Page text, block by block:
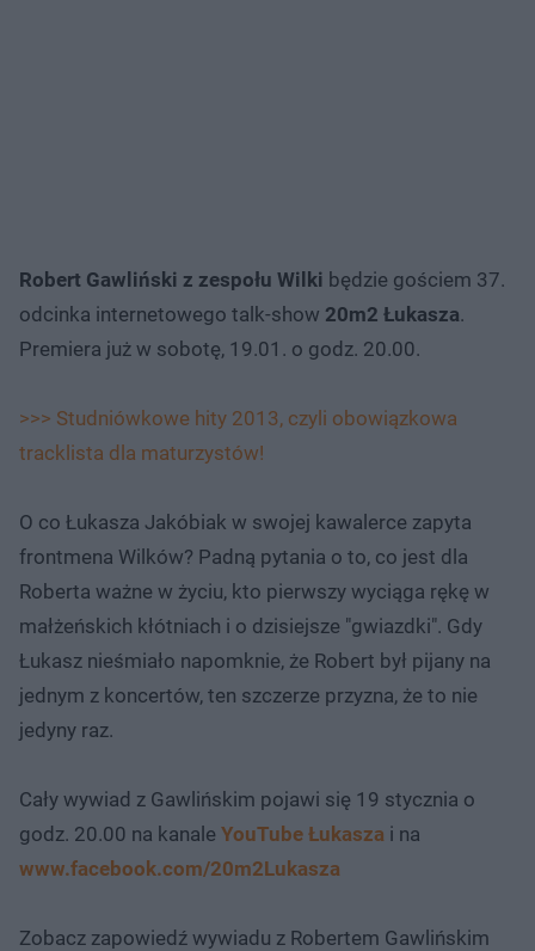
Robert Gawliński z zespołu Wilki będzie gościem 37.
odcinka internetowego talk-show 20m2 Łukasza.
Premiera już w sobotę, 19.01. o godz. 20.00.
>>> Studniówkowe hity 2013, czyli obowiązkowa
tracklista dla maturzystów!
O co Łukasza Jakóbiak w swojej kawalerce zapyta
frontmena Wilków? Padną pytania o to, co jest dla
Roberta ważne w życiu, kto pierwszy wyciąga rękę w
małżeńskich kłótniach i o dzisiejsze "gwiazdki". Gdy
Łukasz nieśmiało napomknie, że Robert był pijany na
jednym z koncertów, ten szczerze przyzna, że to nie
jedyny raz.
Cały wywiad z Gawlińskim pojawi się 19 stycznia o
godz. 20.00 na kanale YouTube Łukasza i na
www.facebook.com/20m2Lukasza
Zobacz zapowiedź wywiadu z Robertem Gawlińskim